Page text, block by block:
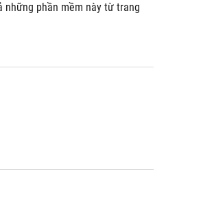
những phần mềm này từ trang